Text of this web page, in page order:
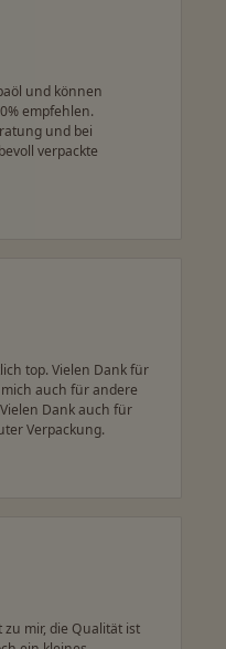
und können
empfehlen.
und bei
verpackte
top. Vielen Dank für
auch für andere
Dank auch für
Verpackung.
zu mir, die Qualität ist